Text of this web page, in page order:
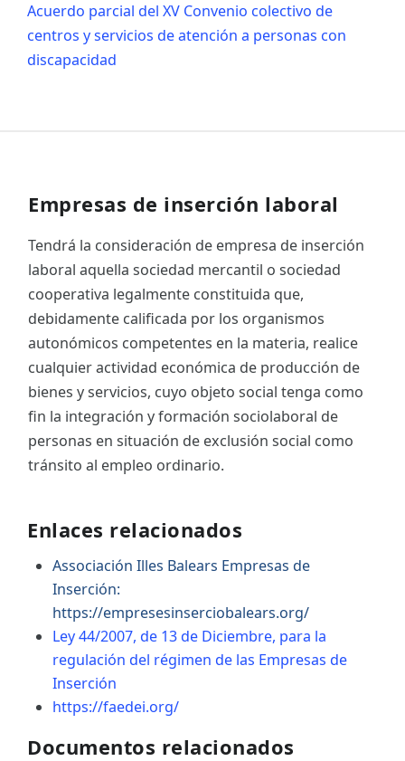
Acuerdo parcial del XV Convenio colectivo de
centros y servicios de atención a personas con
discapacidad
Empresas de inserción laboral
Tendrá la consideración de empresa de inserción
laboral aquella sociedad mercantil o sociedad
cooperativa legalmente constituida que,
debidamente calificada por los organismos
autonómicos competentes en la materia, realice
cualquier actividad económica de producción de
bienes y servicios, cuyo objeto social tenga como
fin la integración y formación sociolaboral de
personas en situación de exclusión social como
tránsito al empleo ordinario.
Enlaces relacionados
Associación Illes Balears Empresas de
Inserción:
https://empresesinserciobalears.org/
Ley 44/2007, de 13 de Diciembre, para la
regulación del régimen de las Empresas de
Inserción
https://faedei.org/
Documentos relacionados